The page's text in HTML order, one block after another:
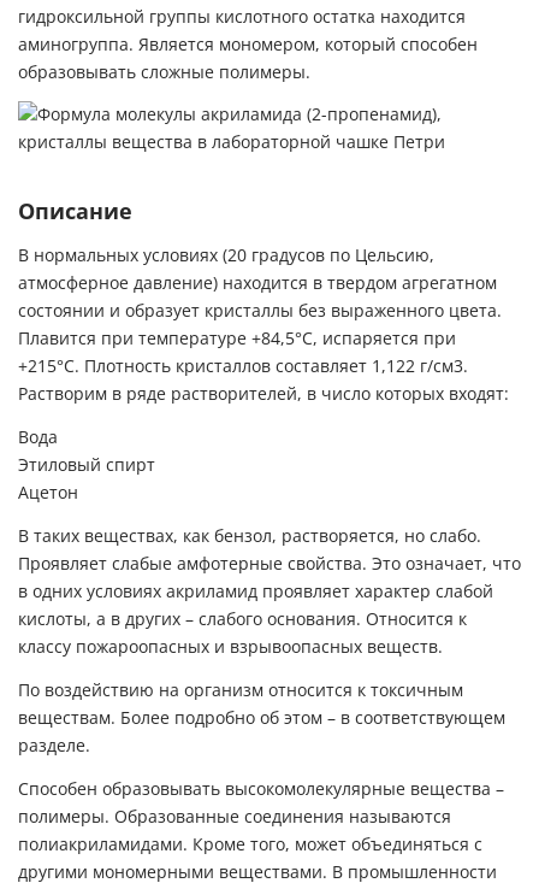
гидроксильной группы кислотного остатка находится
аминогруппа. Является мономером, который способен
образовывать сложные полимеры.
Описание
В нормальных условиях (20 градусов по Цельсию,
атмосферное давление) находится в твердом агрегатном
состоянии и образует кристаллы без выраженного цвета.
Плавится при температуре +84,5°С, испаряется при
+215°С. Плотность кристаллов составляет 1,122 г/см3.
Растворим в ряде растворителей, в число которых входят:
Вода
Этиловый спирт
Ацетон
В таких веществах, как бензол, растворяется, но слабо.
Проявляет слабые амфотерные свойства. Это означает, что
в одних условиях акриламид проявляет характер слабой
кислоты, а в других – слабого основания. Относится к
классу пожароопасных и взрывоопасных веществ.
По воздействию на организм относится к токсичным
веществам. Более подробно об этом – в соответствующем
разделе.
Способен образовывать высокомолекулярные вещества –
полимеры. Образованные соединения называются
полиакриламидами. Кроме того, может объединяться с
другими мономерными веществами. В промышленности